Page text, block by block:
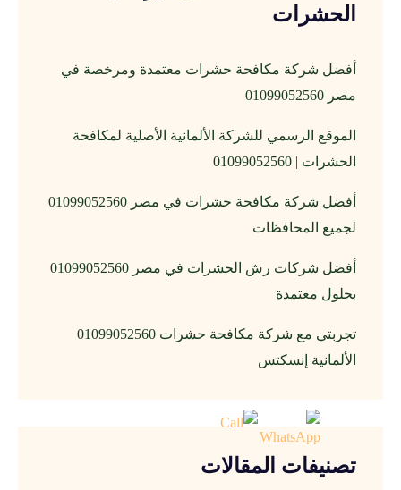
الحشرات
أفضل شركة مكافحة حشرات معتمدة ومرخصة في
مصر 01099052560
الموقع الرسمي للشركة الألمانية الأصلية لمكافحة
الحشرات | 01099052560
أفضل شركة مكافحة حشرات في مصر 01099052560
لجميع المحافظات
أفضل شركات رش الحشرات في مصر 01099052560
بحلول معتمدة
تجربتي مع شركة مكافحة حشرات 01099052560
الألمانية إنسكتس
تصنيفات المقالات